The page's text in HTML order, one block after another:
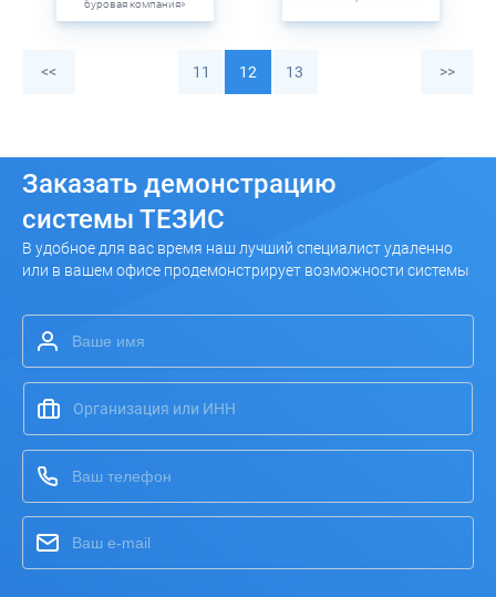
буровая компания»
<< 11 12 13 >>
Заказать демонстрацию
системы ТЕЗИС
В удобное для вас время наш лучший специалист удаленно
или в вашем офисе продемонстрирует возможности системы